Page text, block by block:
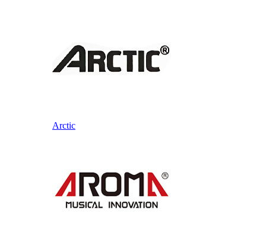
Arctic